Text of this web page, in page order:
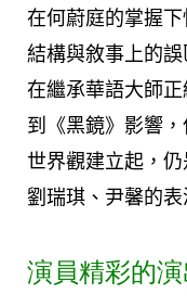
在何蔚庭的掌握
結構與敘事上的
在繼承華語大師
到《黑鏡》影響
世界觀建立起，
劉瑞琪、尹馨的表
演員精彩的